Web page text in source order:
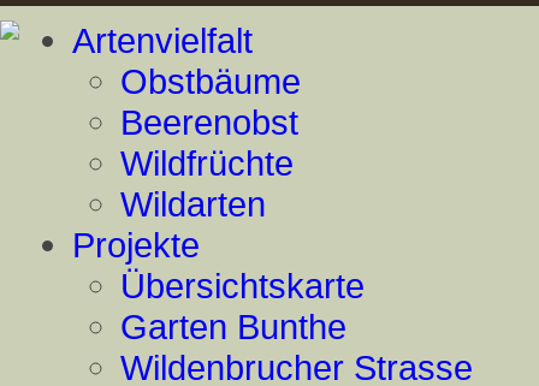
Artenvielfalt
Obstbäume
Beerenobst
Wildfrüchte
Wildarten
Projekte
Übersichtskarte
Garten Bunthe
Wildenbrucher Strasse